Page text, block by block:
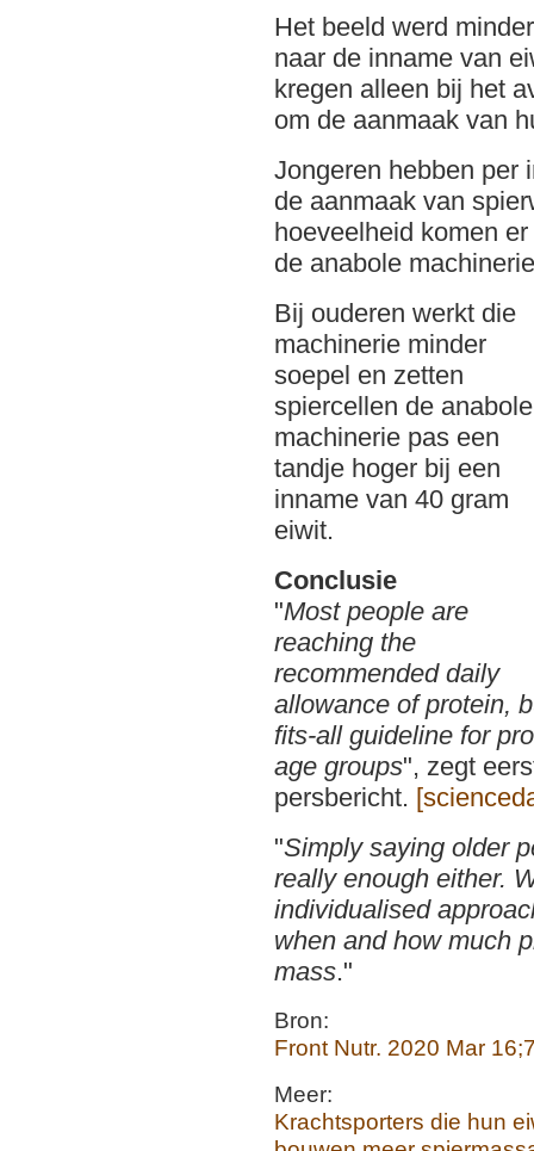
Het beeld werd
naar de inname van
kregen alleen bij het
om de aanmaak van
Jongeren hebben per
de aanmaak van
hoeveelheid komen
de anabole
Bij ouderen werkt die
machinerie minder
soepel en zetten
spiercellen de anabole
machinerie pas een
tandje hoger bij een
inname van 40 gram
eiwit.
Conclusie
"Most people are
reaching the
recommended daily
allowance of protein,
fits-all guideline for
age groups", zegt
persbericht.
"Simply saying older
really enough either.
individualised
when and how much
mass."
Bron:
Front Nutr. 2020 Mar
Meer:
Krachtsporters die hun